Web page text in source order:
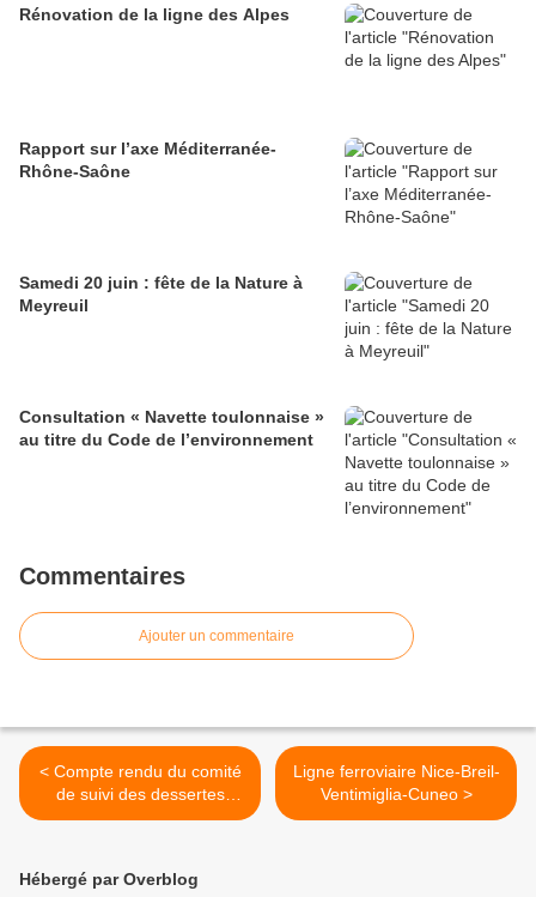
Rénovation de la ligne des Alpes
Rapport sur l’axe Méditerranée-
Rhône-Saône
Samedi 20 juin : fête de la Nature à
Meyreuil
Consultation « Navette toulonnaise »
au titre du Code de l’environnement
Commentaires
Ajouter un commentaire
< Compte rendu du comité
de suivi des dessertes
ferroviaires TET Bordeaux -
Ligne ferroviaire Nice-Breil-
Ventimiglia-Cuneo >
Hébergé par Overblog